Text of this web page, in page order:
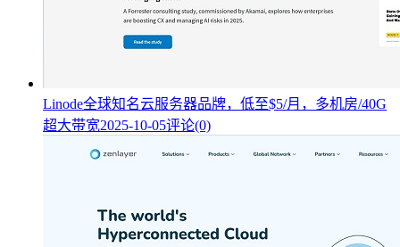
Linode全球知名云服务器品牌，低至$5/月，多机房/40G
超大带宽2025-10-05评论(0)